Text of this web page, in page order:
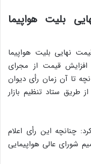
بلیت هواپیما
نهایی بلیت هواپیما
قیمت از مجرای
تا آن زمان رأی دیوان
طریق ستاد تنظیم بازار
چنانچه این رأی اعلام
شورای عالی هواپیمایی